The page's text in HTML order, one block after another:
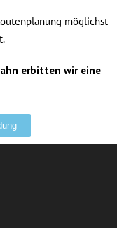
möglichst
erbitten wir eine